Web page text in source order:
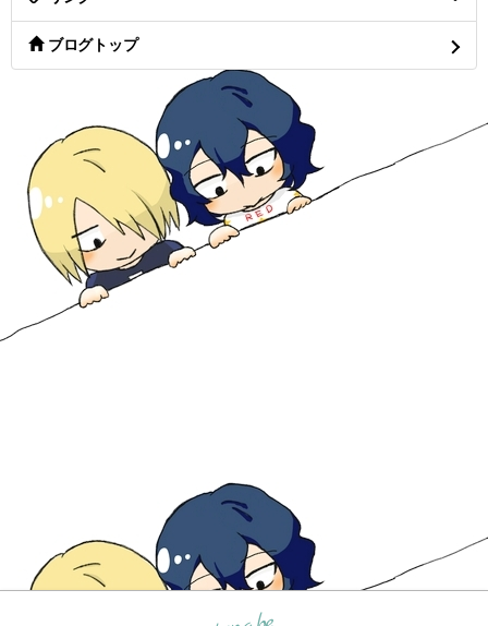
ブログトップ